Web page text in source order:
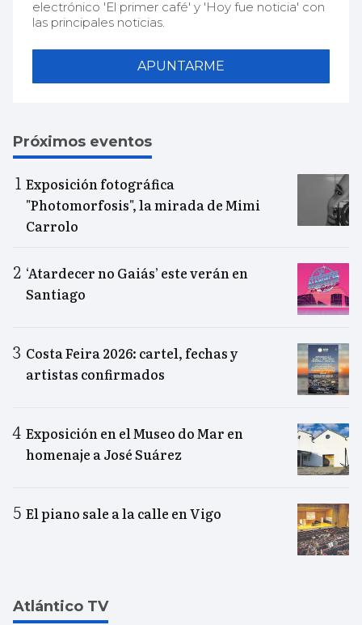
electrónico 'El primer café' y 'Hoy fue noticia' con
las principales noticias.
APUNTARME
Próximos eventos
Exposición fotográfica
"Photomorfosis", la mirada de Mimi
Carrolo
‘Atardecer no Gaiás’ este verán en
Santiago
Costa Feira 2026: cartel, fechas y
artistas confirmados
Exposición en el Museo do Mar en
homenaje a José Suárez
El piano sale a la calle en Vigo
Atlántico TV